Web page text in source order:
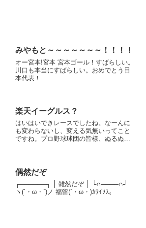
みやもと～～～～～～～！！！！
オー宮本!宮本 宮本ゴール！すばらしい。
川口も本当にすばらしい。おめでとう日
本代表！
楽天イーグルス？
はいはいできレースでしたね。なーんに
も変わらないし、変える気無いってこと
ですね。プロ野球球団の皆様、ぬるぬる
偶然だぞ
┌──────┐ │ 雑然だぞ │ └∩────∩┘
ヽ(`・ω・´)ノ 福留(´・ω・)ｶﾜｲｿｽ。